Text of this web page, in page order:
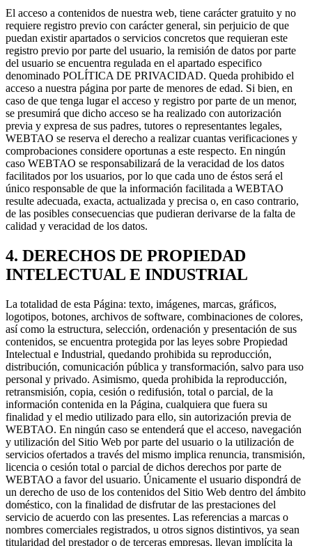
El acceso a contenidos de nuestra web, tiene carácter gratuito y no
requiere registro previo con carácter general, sin perjuicio de que
puedan existir apartados o servicios concretos que requieran este
registro previo por parte del usuario, la remisión de datos por parte
del usuario se encuentra regulada en el apartado especifico
denominado POLÍTICA DE PRIVACIDAD. Queda prohibido el
acceso a nuestra página por parte de menores de edad. Si bien, en
caso de que tenga lugar el acceso y registro por parte de un menor,
se presumirá que dicho acceso se ha realizado con autorización
previa y expresa de sus padres, tutores o representantes legales,
WEBTAO se reserva el derecho a realizar cuantas verificaciones y
comprobaciones considere oportunas a este respecto. En ningún
caso WEBTAO se responsabilizará de la veracidad de los datos
facilitados por los usuarios, por lo que cada uno de éstos será el
único responsable de que la información facilitada a WEBTAO
resulte adecuada, exacta, actualizada y precisa o, en caso contrario,
de las posibles consecuencias que pudieran derivarse de la falta de
calidad y veracidad de los datos.
4. DERECHOS DE PROPIEDAD
INTELECTUAL E INDUSTRIAL
La totalidad de esta Página: texto, imágenes, marcas, gráficos,
logotipos, botones, archivos de software, combinaciones de colores,
así como la estructura, selección, ordenación y presentación de sus
contenidos, se encuentra protegida por las leyes sobre Propiedad
Intelectual e Industrial, quedando prohibida su reproducción,
distribución, comunicación pública y transformación, salvo para uso
personal y privado. Asimismo, queda prohibida la reproducción,
retransmisión, copia, cesión o redifusión, total o parcial, de la
información contenida en la Página, cualquiera que fuera su
finalidad y el medio utilizado para ello, sin autorización previa de
WEBTAO. En ningún caso se entenderá que el acceso, navegación
y utilización del Sitio Web por parte del usuario o la utilización de
servicios ofertados a través del mismo implica renuncia, transmisión,
licencia o cesión total o parcial de dichos derechos por parte de
WEBTAO a favor del usuario. Únicamente el usuario dispondrá de
un derecho de uso de los contenidos del Sitio Web dentro del ámbito
doméstico, con la finalidad de disfrutar de las prestaciones del
servicio de acuerdo con las presentes. Las referencias a marcas o
nombres comerciales registrados, u otros signos distintivos, ya sean
titularidad del prestador o de terceras empresas, llevan implícita la